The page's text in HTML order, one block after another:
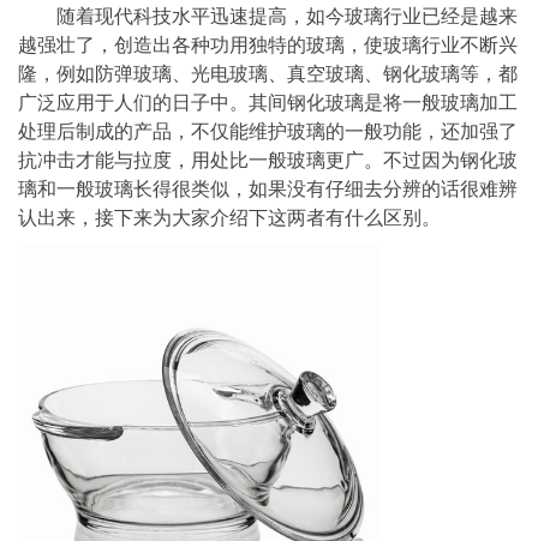
随着现代科技水平迅速提高，如今玻璃行业已经是越来
越强壮了，创造出各种功用独特的玻璃，使玻璃行业不断兴
隆，例如防弹玻璃、光电玻璃、真空玻璃、钢化玻璃等，都
广泛应用于人们的日子中。其间钢化玻璃是将一般玻璃加工
处理后制成的产品，不仅能维护玻璃的一般功能，还加强了
抗冲击才能与拉度，用处比一般玻璃更广。不过因为钢化玻
璃和一般玻璃长得很类似，如果没有仔细去分辨的话很难辨
认出来，接下来为大家介绍下这两者有什么区别。